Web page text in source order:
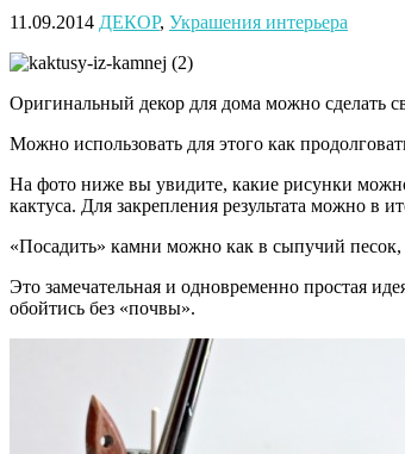
11.09.2014 ДЕКОР, Украшения интерьера
Оригинальный декор для дома можно сделать
Можно использовать для этого как
На фото ниже вы увидите, какие рисунки
кактуса. Для закрепления результата можно в
«Посадить» камни можно как в сыпучий песок,
Это замечательная и одновременно простая
обойтись без «почвы».